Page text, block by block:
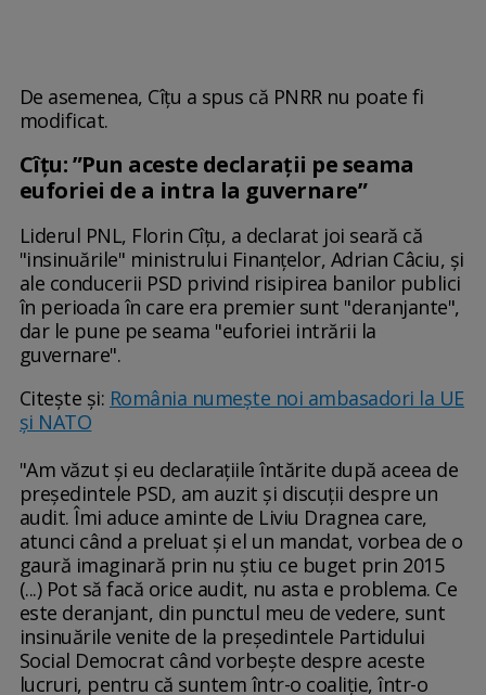
De asemenea, Cîțu a spus că PNRR nu poate fi
modificat.
Cîţu: ”Pun aceste declaraţii pe seama
euforiei de a intra la guvernare”
Liderul PNL, Florin Cîţu, a declarat joi seară că
"insinuările" ministrului Finanţelor, Adrian Câciu, şi
ale conducerii PSD privind risipirea banilor publici
în perioada în care era premier sunt "deranjante",
dar le pune pe seama "euforiei intrării la
guvernare".
Citește și: România numește noi ambasadori la UE
și NATO
"Am văzut şi eu declaraţiile întărite după aceea de
preşedintele PSD, am auzit şi discuţii despre un
audit. Îmi aduce aminte de Liviu Dragnea care,
atunci când a preluat şi el un mandat, vorbea de o
gaură imaginară prin nu ştiu ce buget prin 2015
(...) Pot să facă orice audit, nu asta e problema. Ce
este deranjant, din punctul meu de vedere, sunt
insinuările venite de la preşedintele Partidului
Social Democrat când vorbeşte despre aceste
lucruri, pentru că suntem într-o coaliţie, într-o